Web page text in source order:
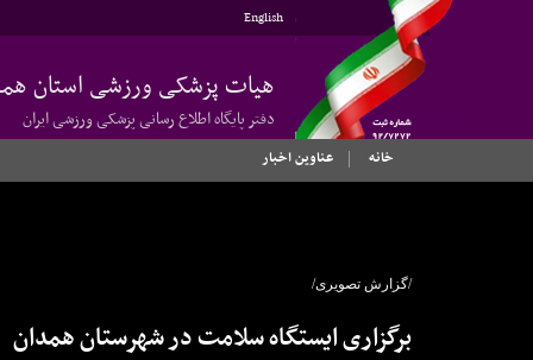
English
هیات پزشکی ورزشی استان
دفتر پایگاه اطلاع رسانی پزشکی ورزشی ایران
خانه عناوین اخبار
/گزارش تصویری/
برگزاری ایستگاه سلامت در شهرستان همدان